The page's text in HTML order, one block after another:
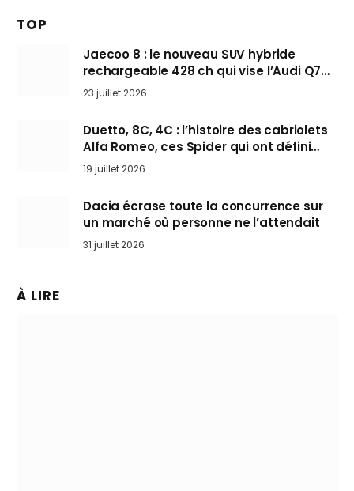
TOP
Jaecoo 8 : le nouveau SUV hybride
rechargeable 428 ch qui vise l’Audi Q7
arrive en Europe cet automne
23 juillet 2026
Duetto, 8C, 4C : l’histoire des cabriolets
Alfa Romeo, ces Spider qui ont défini
l’art de rouler cheveux au vent
19 juillet 2026
Dacia écrase toute la concurrence sur
un marché où personne ne l’attendait
31 juillet 2026
À LIRE